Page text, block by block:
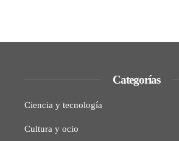
Categorías
Ciencia y tecnología
Cultura y ocio